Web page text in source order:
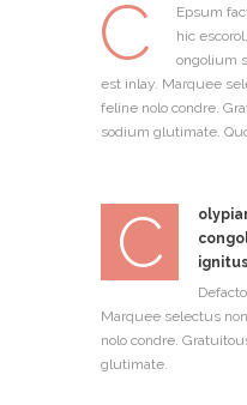
C
Epsum
hic
ongolium
est inlay. Marquee
feline nolo condre.
sodium glutimate.
C
Marquee selectus
nolo condre.
glutimate.